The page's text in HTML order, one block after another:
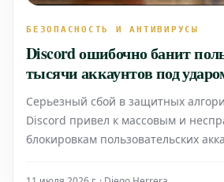
БЕЗОПАСНОСТЬ И АНТИВИРУСЫ
Discord ошибочно банит
тысячи аккаунтов под
шахматных досок
Серьезный сбой в защитных
Discord привел к массовым и
блокировкам пользовательских
записей были забанены по